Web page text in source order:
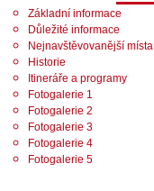
Základní informace
Důležité informace
Nejnavštěvovanější místa
Historie
Itineráře a programy
Fotogalerie 1
Fotogalerie 2
Fotogalerie 3
Fotogalerie 4
Fotogalerie 5